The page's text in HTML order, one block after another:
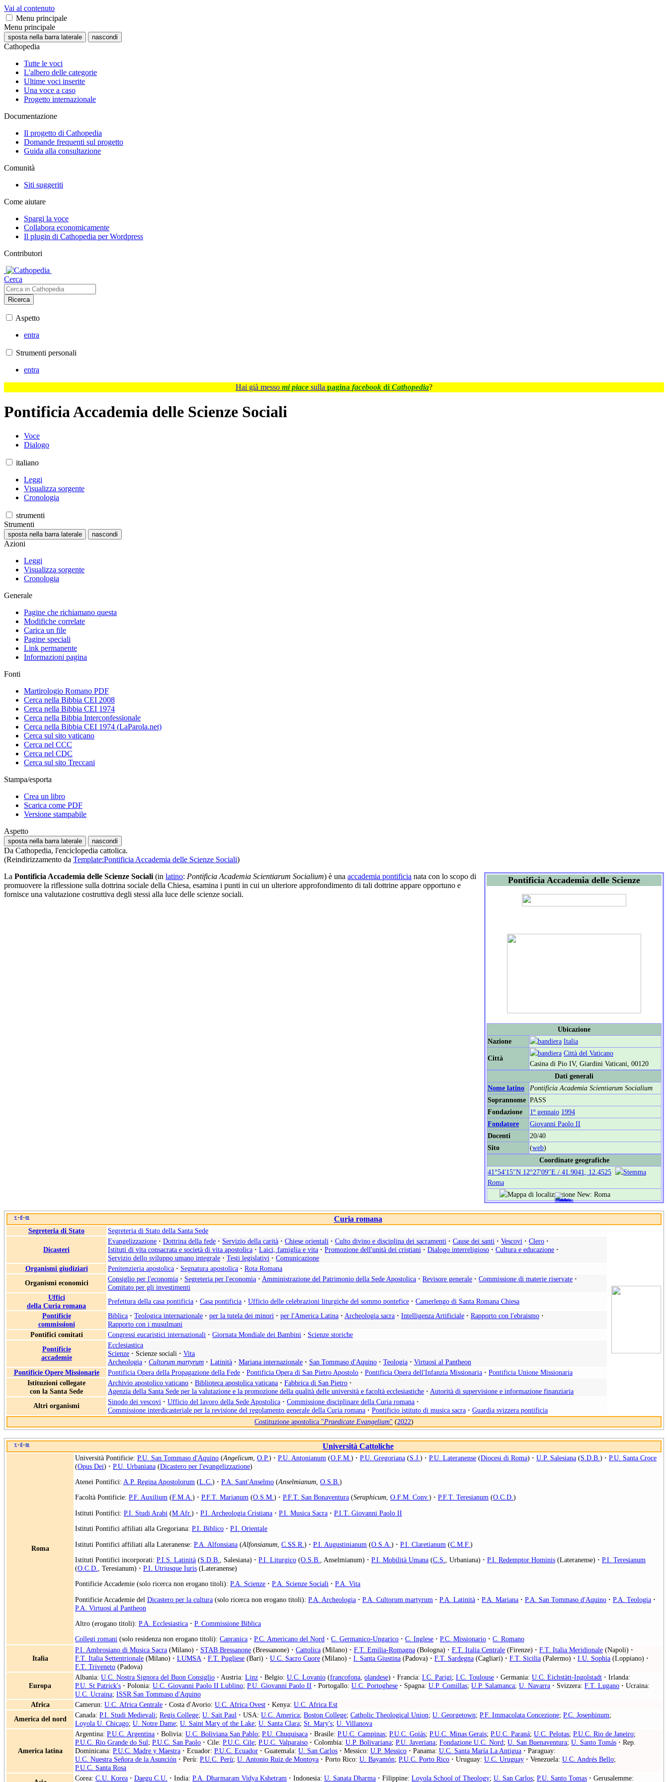
Vai al contenuto
Menu principale
Menu principale
sposta nella barra laterale nascondi
Cathopedia
Tutte le voci
L'albero delle categorie
Ultime voci inserite
Una voce a caso
Progetto internazionale
Documentazione
Il progetto di Cathopedia
Domande frequenti sul progetto
Guida alla consultazione
Comunità
Siti suggeriti
Come aiutare
Spargi la voce
Collabora economicamente
Il plugin di Cathopedia per Wordpress
Contributori
Cerca
Ricerca
Aspetto
entra
Strumenti personali
entra
Hai già messo mi piace sulla pagina facebook di Cathopedia?
Pontificia Accademia delle Scienze Sociali
Voce
Dialogo
italiano
Leggi
Visualizza sorgente
Cronologia
strumenti
Strumenti
sposta nella barra laterale nascondi
Azioni
Leggi
Visualizza sorgente
Cronologia
Generale
Pagine che richiamano questa
Modifiche correlate
Carica un file
Pagine speciali
Link permanente
Informazioni pagina
Fonti
Martirologio Romano PDF
Cerca nella Bibbia CEI 2008
Cerca nella Bibbia CEI 1974
Cerca nella Bibbia Interconfessionale
Cerca nella Bibbia CEI 1974 (LaParola.net)
Cerca sul sito vaticano
Cerca nel CCC
Cerca nel CDC
Cerca sul sito Treccani
Stampa/esporta
Crea un libro
Scarica come PDF
Versione stampabile
Aspetto
sposta nella barra laterale nascondi
Da Cathopedia, l'enciclopedia cattolica.
(Reindirizzamento da Template:Pontificia Accademia delle Scienze Sociali)
Pontificia Accademia delle Scienze
Ubicazione
Nazione
Italia
Città
Città del Vaticano
Casina di Pio IV, Giardini Vaticani, 00120
Dati generali
Nome latino
Pontificia Academia Scientiarum Socialium
Soprannome PASS
Fondazione
1º gennaio 1994
Fondatore
Giovanni Paolo II
Docenti
20/40
Sito
(web)
Coordinate geografiche
41°54′15″N 12°27′09″E / 41.9041, 12.4525
Roma
La Pontificia Accademia delle Scienze Sociali(in latino: Pontificia Academia Scientiarum Socialium) è una accademia pontificia nata con lo scopo di
promuovere la riflessione sulla dottrina sociale della Chiesa, esamina i punti in cui un ulteriore approfondimento di tali dottrine appare opportuno e
fornisce una valutazione costruttiva degli stessi alla luce delle scienze sociali.
v • d • m Curia romana
Segreteria di Stato Segreteria di Stato della Santa Sede
Dicasteri
Evangelizzazione · Dottrina della fede · Servizio della carità · Chiese orientali · Culto divino e disciplina dei sacramenti · Cause dei santi · Vescovi · Clero ·
Istituti di vita consacrata e società di vita apostolica · Laici, famiglia e vita · Promozione dell'unità dei cristiani · Dialogo interreligioso · Cultura e educazione ·
Servizio dello sviluppo umano integrale · Testi legislativi · Comunicazione
Organismi giudiziari
Penitenzieria apostolica · Segnatura apostolica · Rota Romana
Organismi economici
Consiglio per l'economia · Segreteria per l'economia · Amministrazione del Patrimonio della Sede Apostolica · Revisore generale · Commissione di materie riservate ·
Comitato per gli investimenti
Uffici
della Curia romana
Prefettura della casa pontificia · Casa pontificia · Ufficio delle celebrazioni liturgiche del sommo pontefice · Camerlengo di Santa Romana Chiesa
Pontificie
commissioni
Biblica · Teologica internazionale · per la tutela dei minori · per l'America Latina · Archeologia sacra · Intelligenza Artificiale · Rapporto con l'ebraismo ·
Rapporto con i musulmani
Pontifici comitati
Congressi eucaristici internazionali · Giornata Mondiale dei Bambini · Scienze storiche
Pontificie
accademie
Ecclesiastica
Scienze · Scienze sociali · Vita
Archeologia · Cultorum martyrum · Latinità · Mariana internazionale · San Tommaso d'Aquino · Teologia · Virtuosi al Pantheon
Pontificie Opere Missionarie
Pontificia Opera della Propagazione della Fede · Pontificia Opera di San Pietro Apostolo · Pontificia Opera dell'Infanzia Missionaria · Pontificia Unione Missionaria
Istituzioni collegate
con la Santa Sede
Archivio apostolico vaticano · Biblioteca apostolica vaticana · Fabbrica di San Pietro ·
Agenzia della Santa Sede per la valutazione e la promozione della qualità delle università e facoltà ecclesiastiche · Autorità di supervisione e informazione finanziaria
Altri organismi
Sinodo dei vescovi · Ufficio del lavoro della Sede Apostolica · Commissione disciplinare della Curia romana ·
Commissione interdicasteriale per la revisione del regolamento generale della Curia romana · Pontificio istituto di musica sacra · Guardia svizzera pontificia
Costituzione apostolica "Praedicate Evangelium" (2022)
v • d • m Università Cattoliche
Roma
Università Pontificie: P.U. San Tommaso d'Aquino (Angelicum O.P.) · P.U. Antonianum (O.F.M. ) · P.U. Gregoriana (S.J. ) · P.U. Lateranense (Diocesi di Roma) · U.P. Salesiana (S.D.B. ) · P.U. Santa Croce
(Opus Dei) · P.U. Urbaniana (Dicastero per l'evangelizzazione)
Atenei Pontifici: A.P. Regina Apostolorum (L.C. ) · P.A. Sant'Anselmo (Anselmianum O.S.B. )
Facoltà Pontificie: P.F. Auxilium (F.M.A.) · P.F.T. Marianum (O.S.M.) · P.F.T. San Bonaventura (Seraphicum, O.F.M. Conv.) · P.F.T. Teresianum (O.C.D.)
Istituti Pontifici: P.I. Studi Arabi (M.Afr.) · P.I. Archeologia Cristiana · P.I. Musica Sacra · P.I.T. Giovanni Paolo II
Istituti Pontifici affiliati alla Gregoriana: P.I. Biblico · P.I. Orientale
Istituti Pontifici affiliati alla Lateranense: P.A. Alfonsiana (Alfonsianum C.SS.R. ) · P.I. Augustinianum (O.S.A. ) · P.I. Claretianum (C.M.F.)
Istituti Pontifici incorporati: P.I.S. Latinità (S.D.B. , Salesiana) · P.I. Liturgico (O.S.B. , Anselmianum) · P.I. Mobilità Umana (C.S. , Urbaniana) · P.I. Redemptor Hominis (Lateranense) · P.I. Teresianum
(O.C.D. , Teresianum) · P.I. Utriusque Iuris (Lateranense)
Pontificie Accademie (solo ricerca non erogano titoli): P.A. Scienze · P.A. Scienze Sociali · P.A. Vita
Pontificie Accademie del Dicastero per la cultura (solo ricerca non erogano titoli): P.A. Archeologia · P.A. Cultorum martyrum · P.A. Latinità · P.A. Mariana · P.A. San Tommaso d'Aquino · P.A. Teologia ·
P.A. Virtuosi al Pantheon
Altro (erogano titoli): P.A. Ecclesiastica · P. Commissione Biblica
Collegi romani (solo residenza non erogano titoli): Capranica · P.C. Americano del Nord · C. Germanico-Ungarico · C. Inglese · P.C. Missionario · C. Romano
Italia
P.I. Ambrosiano di Musica Sacra (Milano) · STAB Bressanone (Bressanone) · Cattolica (Milano) · F.T. Emilia-Romagna (Bologna) · F.T. Italia Centrale (Firenze) · F.T. Italia Meridionale (Napoli) ·
F.T. Italia Settentrionale (Milano) · LUMSA · F.T. Pugliese (Bari) · U.C. Sacro Cuore (Milano) · I. Santa Giustina (Padova) · F.T. Sardegna (Cagliari) · F.T. Sicilia (Palermo) · I.U. Sophia (Loppiano) ·
F.T. Triveneto (Padova)
Europa
Albania: U.C. Nostra Signora del Buon Consiglio · Austria: Linz · Belgio: U.C. Lovanio (francofona olandese) · Francia: I.C. Parigi; I.C. Toulouse · Germania: U.C. Eichstätt-Ingolstadt · Irlanda:
P.U. St Patrick's · Polonia: U.C. Giovanni Paolo II Lublino; P.U. Giovanni Paolo II · Portogallo: U.C. Portoghese · Spagna: U.P. Comillas; U.P. Salamanca; U. Navarra · Svizzera: F.T. Lugano · Ucraina:
U.C. Ucraina; ISSR San Tommaso d'Aquino
Africa
Camerun: U.C. Africa Centrale · Costa d'Avorio: U.C. Africa Ovest · Kenya: U.C. Africa Est
America del nord
Canada: P.I. Studi Medievali; Regis College; U. Sait Paul · USA: U.C. America; Boston College; Catholic Theological Union; U. Georgetown; P.F. Immacolata Concezione; P.C. Josephinum;
Loyola U. Chicago; U. Notre Dame; U. Saint Mary of the Lake; U. Santa Clara; St. Mary's; U. Villanova
America latina
Argentina: P.U.C. Argentina · Bolivia: U.C. Boliviana San Pablo; P.U. Chuquisaca · Brasile: P.U.C. Campinas; P.U.C. Goiás; P.U.C. Minas Gerais; P.U.C. Paraná; U.C. Pelotas; P.U.C. Rio de Janeiro;
P.U.C. Rio Grande do Sul; P.U.C. San Paolo · Cile: P.U.C. Cile; P.U.C. Valparaiso · Colombia: U.P. Bolivariana; P.U. Javeriana; Fondazione U.C. Nord; U. San Buenaventura; U. Santo Tomás · Rep.
Dominicana: P.U.C. Madre y Maestra · Ecuador: P.U.C. Ecuador · Guatemala: U. San Carlos · Messico: U.P. Messico · Panama: U.C. Santa María La Antigua · Paraguay:
U.C. Nuestra Señora de la Asunción · Perù: P.U.C. Perù; U. Antonio Ruiz de Montoya · Porto Rico: U. Bayamón; P.U.C. Porto Rico · Uruguay: U.C. Uruguay · Venezuela: U.C. Andrés Bello;
P.U.C. Santa Rosa
Corea: C.U. Korea · Daegu C.U. · India: P.A. Dharmaram Vidya Kshetram · Indonesia: U. Sanata Dharma · Filippine: Loyola School of Theology; U. San Carlos; P.U. Santo Tomas · Gerusalemme: